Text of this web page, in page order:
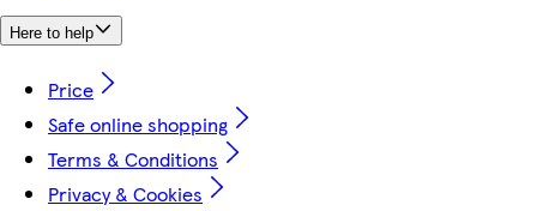
Here to help
Price
Safe online shopping
Terms & Conditions
Privacy & Cookies